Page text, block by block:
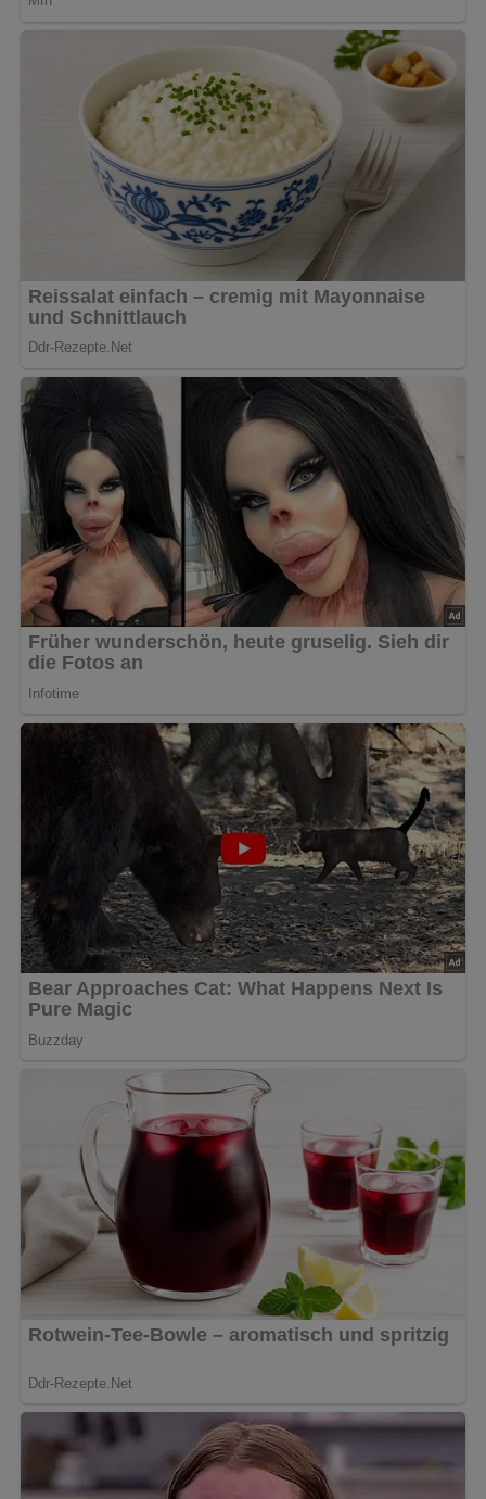
[Nach: Kochen – 30 Jahre Kochen » Verlag für die Frau, Leipzig]
Jetzt Sterne vergeben – Rezept
bewerten
5/5 (6 Bewertung)